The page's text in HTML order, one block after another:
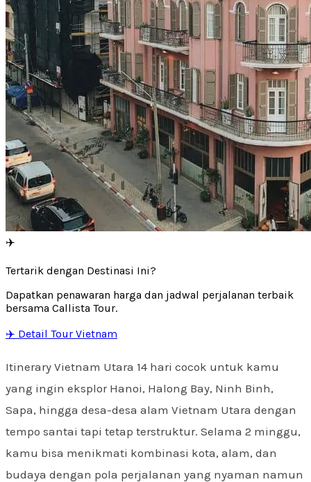
✈️
Tertarik dengan Destinasi Ini?
Dapatkan penawaran harga dan jadwal perjalanan terbaik
bersama Callista Tour.
✈️ Detail Tour Vietnam
Itinerary Vietnam Utara 14 hari cocok untuk kamu
yang ingin eksplor Hanoi, Halong Bay, Ninh Binh,
Sapa, hingga desa-desa alam Vietnam Utara dengan
tempo santai tapi tetap terstruktur. Selama 2 minggu,
kamu bisa menikmati kombinasi kota, alam, dan
budaya dengan pola perjalanan yang nyaman namun